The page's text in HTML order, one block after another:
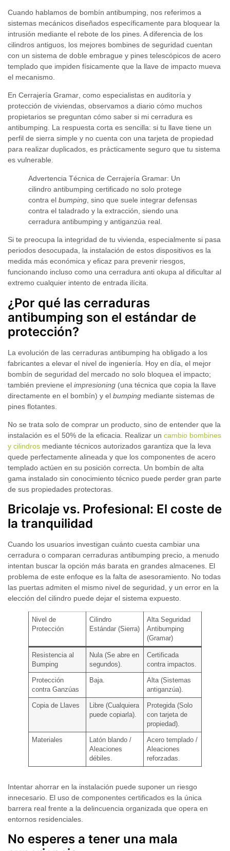
Cuando hablamos de bombín antibumping , nos referimos a
sistemas mecánicos diseñados específicamente para bloquear la
intrusión mediante el rebote de los pines. A diferencia de los
cilindros antiguos, los mejores bombines de seguridad cuentan
con un sistema de doble embrague y pines telescópicos de acero
templado que impiden físicamente que la llave de impacto mueva
el mecanismo.
En Cerrajería Gramar, como especialistas en auditoría y
protección de viviendas, observamos a diario cómo muchos
propietarios se preguntan cómo saber si mi cerradura es
antibumping. La respuesta corta es sencilla: si tu llave tiene un
perfil de sierra simple y no cuenta con una tarjeta de propiedad
para realizar duplicados, es prácticamente seguro que tu sistema
es vulnerable.
Advertencia Técnica de Cerrajería Gramar: Un
cilindro antibumping certificado no solo protege
contra el bumping , sino que suele integrar defensas
contra el taladrado y la extracción, siendo una
cerradura antibumping y antiganzúa real.
Si te preocupa la integridad de tu vivienda, especialmente si pasa
periodos desocupada, la instalación de estos dispositivos es la
medida más económica y eficaz para prevenir riesgos,
funcionando incluso como una cerradura anti okupa al dificultar al
extremo cualquier intento de entrada ilícita.
¿Por qué las cerraduras
antibumping son el estándar de
protección?
La evolución de las cerraduras antibumping ha obligado a los
fabricantes a elevar el nivel de ingeniería. Hoy en día, el mejor
bombín de seguridad del mercado no solo bloquea el impacto;
también previene el impresioning (una técnica que copia la llave
directamente en el bombín) y el bumping mediante sistemas de
pines flotantes.
No se trata solo de comprar un producto, sino de entender que la
instalación es el 50% de la eficacia. Realizar un cambio bombines
y cilindros mediante técnicos autorizados garantiza que la leva
quede perfectamente alineada y que los componentes de acero
templado actúen en su posición correcta. Un bombín de alta
gama instalado sin conocimiento técnico puede perder gran parte
de sus propiedades protectoras.
Bricolaje vs. Profesional: El coste de
la tranquilidad
Cuando los usuarios investigan cuánto cuesta cambiar una
cerradura o comparan cerraduras antibumping precio, a menudo
intentan buscar la opción más barata en grandes almacenes. El
problema de este enfoque es la falta de asesoramiento. No todas
las puertas admiten el mismo nivel de seguridad, y un error en la
elección del cilindro puede dejar el sistema expuesto.
Nivel de
Protección
Cilindro
Estándar (Sierra)
Alta Seguridad
Antibumping
(Gramar)
Resistencia al
Bumping
Nula (Se abre en
segundos).
Certificada
contra impactos.
Protección
contra Ganzúas
Baja.
Alta (Sistemas
antiganzúa).
Copia de Llaves
Libre (Cualquiera
puede copiarla).
Protegida (Solo
con tarjeta de
propiedad).
Materiales
Latón blando /
Aleaciones
débiles.
Acero templado /
Aleaciones
reforzadas.
Intentar ahorrar en la instalación puede suponer un riesgo
innecesario. El uso de componentes certificados es la única
barrera real frente a la delincuencia organizada que opera en
entornos residenciales.
No esperes a tener una mala